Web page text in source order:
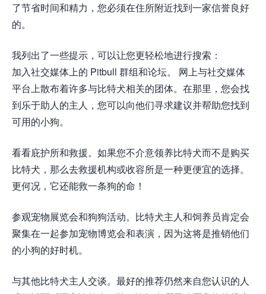
了节省时间和精力，您必须在住所附近找到一家信誉良好
的。
我列出了一些提示，可以让您更轻松地进行搜索：
加入社交媒体上的 Pitbull 群组和论坛。 网上与社交媒体
平台上散布着许多与比特犬相关的团体。在那里，您会找
到乐于助人的主人，您可以向他们寻求建议并帮助您找到
可用的小狗。
看看庇护所和救援。如果您不介意领养比特犬而不是购买
比特犬，那么去救援机构或收容所是一种更便宜的选择。
更何况，它还能救一条狗的命！
参观宠物展览会和狗狗活动。比特犬主人和饲养员肯定会
聚集在一起参加宠物博览会和表演，因为这将是推销他们
的小狗的好时机。
与其他比特犬主人交谈。最好的推荐仍然来自您认识的人